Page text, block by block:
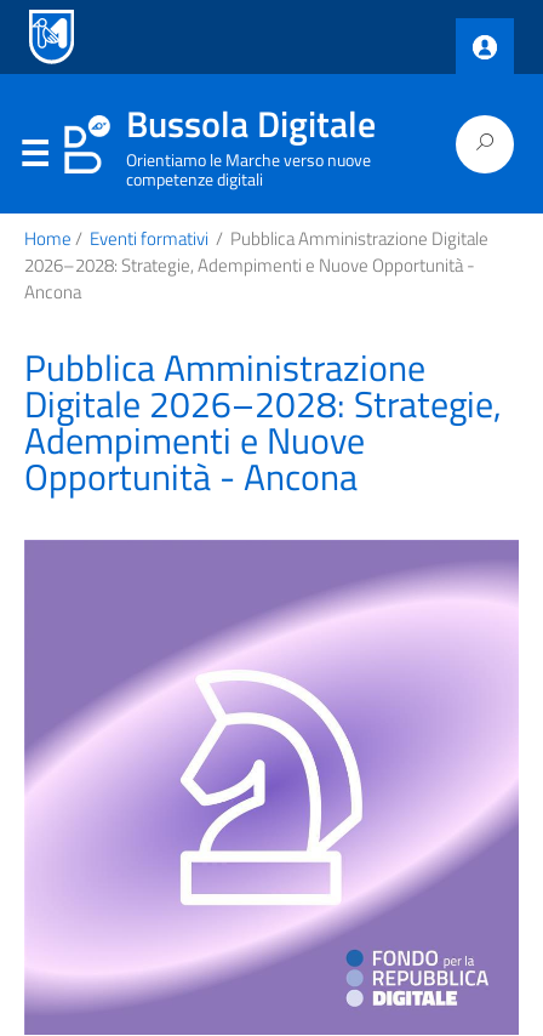
Bussola Digitale
Orientiamo le Marche verso nuove
competenze digitali
Home/ Eventi formativi / Pubblica Amministrazione Digitale
2026–2028: Strategie, Adempimenti e Nuove Opportunità -
Ancona
Pubblica Amministrazione
Digitale 2026–2028: Strategie,
Adempimenti e Nuove
Opportunità - Ancona